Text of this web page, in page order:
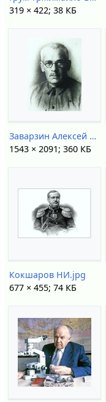
319 × 422; 38 КБ
Заварзин Алексей Алексеевич.jpg
1543 × 2091; 360 КБ
Кокшаров НИ.jpg
677 × 455; 74 КБ